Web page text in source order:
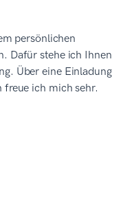
persönlichen
Dafür stehe ich Ihnen
Über eine Einladung
freue ich mich sehr.